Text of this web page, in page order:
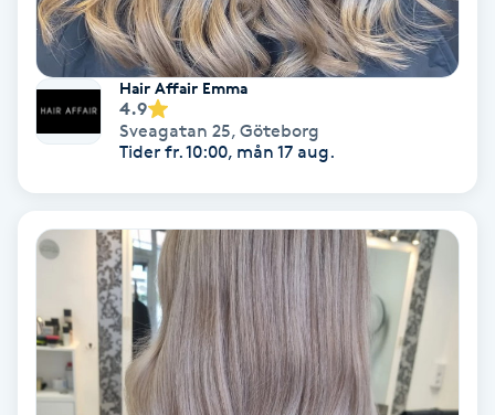
Paraffinbehandling
Pedikyr
Pensionärklippning
Permanent
Permanent hårborttagning
Permanent ögonbrynsmakeup
Personal shopper
Hair Affair Emma
4.9
Sveagatan 25, Göteborg
Tider fr. 10:00, mån 17 aug.